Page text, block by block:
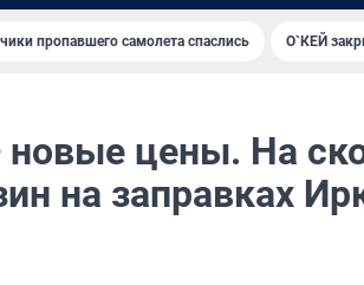
пропавшего самолета спаслись О`КЕЙ
цены. На
на заправках